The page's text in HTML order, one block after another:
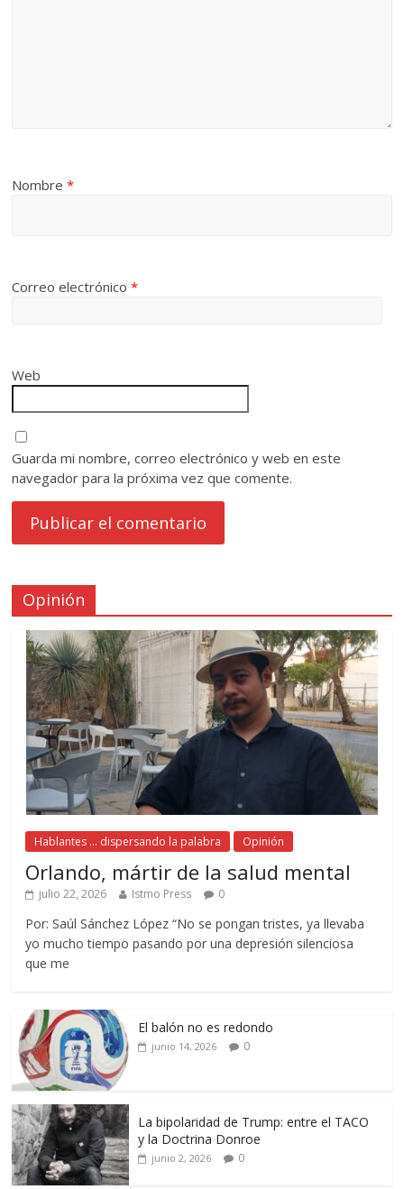
Nombre*
Correo electrónico*
Web
Guarda mi nombre, correo electrónico y web en este
navegador para la próxima vez que comente.
Opinión
Hablantes ... dispersando la palabra Opinión
Orlando, mártir de la salud mental
julio 22, 2026 Istmo Press 0
Por: Saúl Sánchez López “No se pongan tristes, ya llevaba
yo mucho tiempo pasando por una depresión silenciosa
que me
El balón no es redondo
junio 14, 2026 0
La bipolaridad de Trump: entre el TACO
y la Doctrina Donroe
junio 2, 2026 0